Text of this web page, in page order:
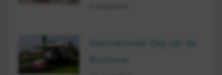
Internationale Dag van de